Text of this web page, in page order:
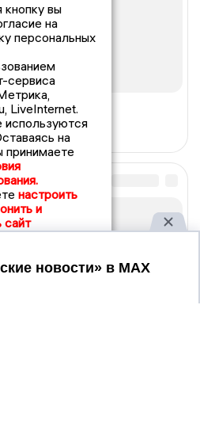
вы
на
персональных
сервиса
LiveInternet.
используются
на
принимаете
настроить
и
сайт